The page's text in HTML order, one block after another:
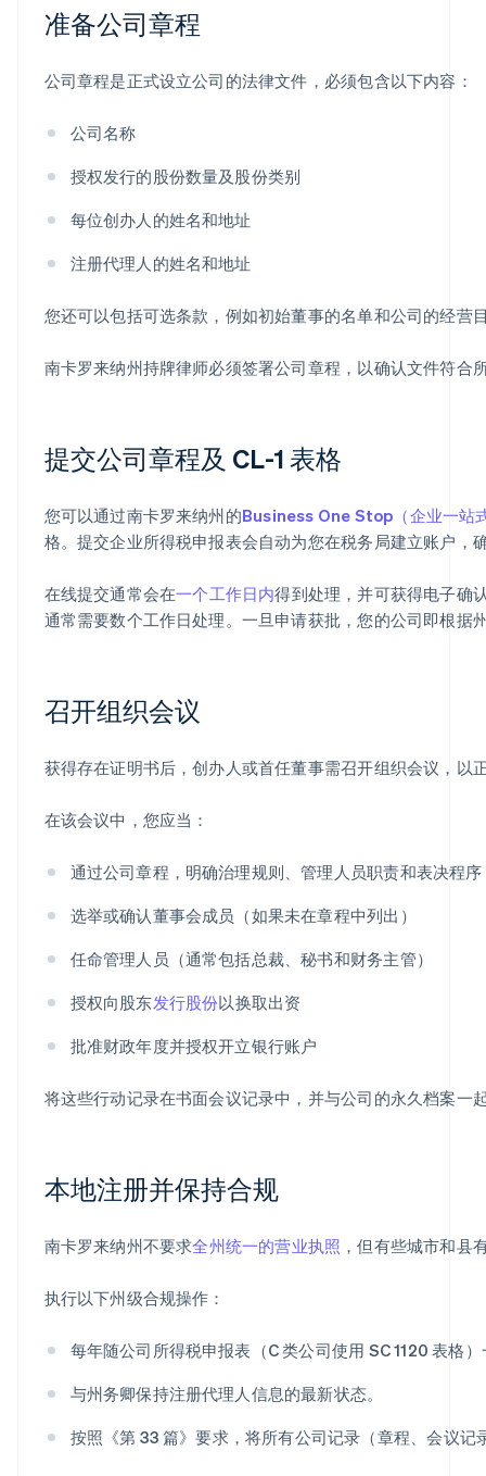
准备公司章程
公司章程是正式设立公司的法律文件，必须包含以下内容：
公司名称
授权发行的股份数量及股份类别
每位创办人的姓名和地址
注册代理人的姓名和地址
您还可以包括可选条款，例如初始董事的名单和公司的经营
南卡罗来纳州持牌律师必须签署公司章程，以确认文件符
提交公司章程及 CL-1 表格
您可以通过南卡罗来纳州的Business One Stop（企业一站
格。提交企业所得税申报表会自动为您在税务局建立账户，
在线提交通常会在一个工作日内得到处理，并可获得电子确
通常需要数个工作日处理。一旦申请获批，您的公司即根
召开组织会议
获得存在证明书后，创办人或首任董事需召开组织会议，以
在该会议中，您应当：
通过公司章程，明确治理规则、管理人员职责和表决程序
选举或确认董事会成员（如果未在章程中列出）
任命管理人员（通常包括总裁、秘书和财务主管）
授权向股东发行股份以换取出资
批准财政年度并授权开立银行账户
将这些行动记录在书面会议记录中，并与公司的永久档案一
本地注册并保持合规
南卡罗来纳州不要求全州统一的营业执照 ，但有些城市和县
执行以下州级合规操作：
每年随公司所得税申报表（C 类公司使用 SC 1120 表格
与州务卿保持注册代理人信息的最新状态。
按照《第 33 篇》要求，将所有公司记录（章程、会议